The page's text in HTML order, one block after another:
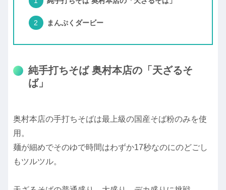
まんぷくダービー
純手打ちそば 奥村本店の「天ざるそ
ば」
奥村本店の手打ちそばは最上級の国産そば粉のみを使
用。
麺が細めでそのゆで時間はわずか17秒なのにのどごし
もツルツル。